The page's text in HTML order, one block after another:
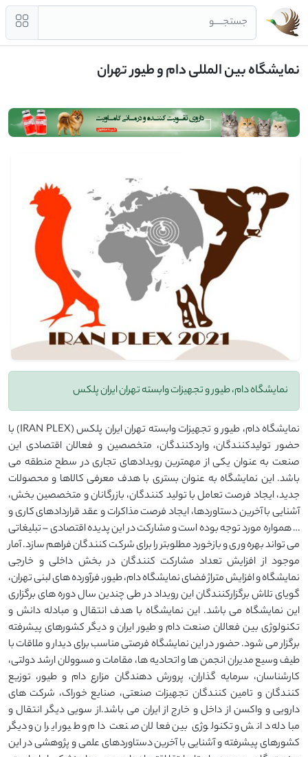
جستجــــو
نمایشگاه بین المللی دام و طیور تهران
نمایشگاه دام، طیور و تجهیزات وابسته تهران ایران پلکس
نمایشگاه دام، طیور و تجهیزات وابسته تهران ایران پلکس (IRAN PLEX) با
حضور تولیدکنندگان، واردکنندگان، متخصصین و فعالان اقتصادی این
صنعت به عنوان یکی از مهمترین رویدادهای تجاری در سطح منطقه می
باشد. این نمایشگاه به عنوان بستری با هدف معرفی کالاها و محصولات
جدید، ایجاد فرصت تعامل با تولید کنندگان، بازرگانان و متخصصین بخش،
آشنایی با آخرین دستاوردها، ایجاد فرصت مذاکرات و عقد قراردادهای کاری و
… همواره مورد توجه بوده است و مشارکت در این پدیده اقتصادی – تبلیغاتی
می تواند بهره وری و بازخورد مطلوبتر را برای شرکت کنندگان فراهم سازد. آمار
موجود از افزایش تعداد مشارکت کنندگان در بخش داخلی و خارجی
نمایشگاه و افزایش متراژ فضای نمایشگاه دام، طیور، فرآورده های لبنی تهران،
گویای تلاش برگزارکنندگان این رویداد در طی چندین سال دوره های برگزاری
این نمایشگاه می باشد. این نمایشگاه با هدف انتقال و مبادله دانش و
تکنولوژی بین فعالان صنعت دام و طیور ایران و دیگر کشورهای پیشرفته
برگزار می شود. حضور در این نمایشگاه فرصتی مناسب برای دیدار و ملاقات با
طیف وسیع مدیران انجمن ها و اتحادیه ها، مقامات و مسوولان ارشد دولتی،
کارشناسان، سرمایه گذاران، پرورش دهندگان مزارع دام و طیور، توزیع
کنندگان و تامین کنندگان تجهیزات صنعتی، صنایع خوراک، شرکت های
دارویی و واکسن از داخل و خارج از ایران می باشد.از سویی دیگر انتقال و
مبادله دانش و تکنولوژی بین فعالان صنعت دام و طیور ایران و دیگر
کشورهای پیشرفته و آشنایی با آخرین دستاوردهای علمی و پژوهشی در این